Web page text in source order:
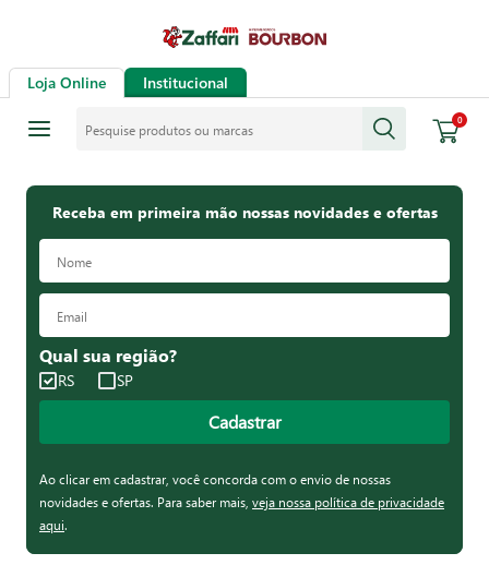
Loja Online Institucional
0
Receba em primeira mão nossas novidades e ofertas
Qual sua região?
RS SP
Cadastrar
Ao clicar em cadastrar, você concorda com o envio de nossas
novidades e ofertas. Para saber mais, veja nossa política de privacidade
aqui.